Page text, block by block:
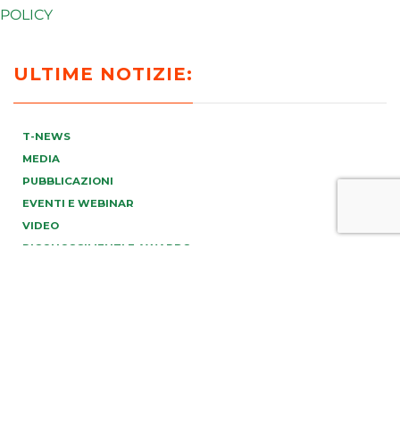
POLICY
ULTIME NOTIZIE:
T-NEWS
MEDIA
PUBBLICAZIONI
EVENTI E WEBINAR
VIDEO
RICONOSCIMENTI E AWARDS